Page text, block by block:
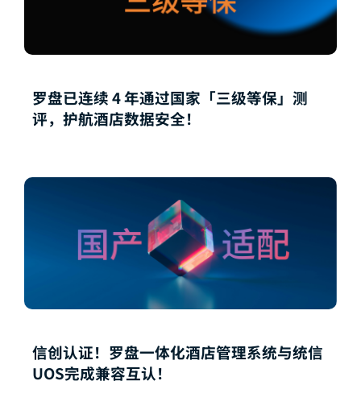
罗盘已连续 4 年通过国家「三级等保」测
评，护航酒店数据安全！
信创认证！罗盘一体化酒店管理系统与统信
UOS完成兼容互认！